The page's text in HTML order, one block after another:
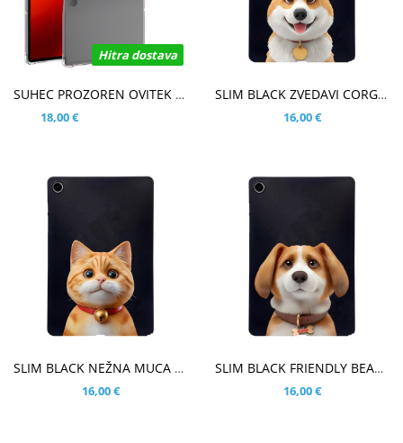
Hitra dostava
SUHEC PROZOREN OVITEK ZA SAMSUNG GALAXY TAB S10 ULTRA 14.6
18,00 €
SLIM BLACK ZVEDAVI CORGI OVITEK ZA SAMSUNG GALAXY TAB A9 PLUS 11.0 (2023)
16,00 €
SLIM BLACK NEŽNA MUCA OVITEK ZA SAMSUNG GALAXY TAB A9 PLUS 11.0 (2023)
16,00 €
SLIM BLACK FRIENDLY BEAGLE OVITEK ZA SAMSUNG GALAXY TAB A9 PLUS 11.0 (2023)
16,00 €